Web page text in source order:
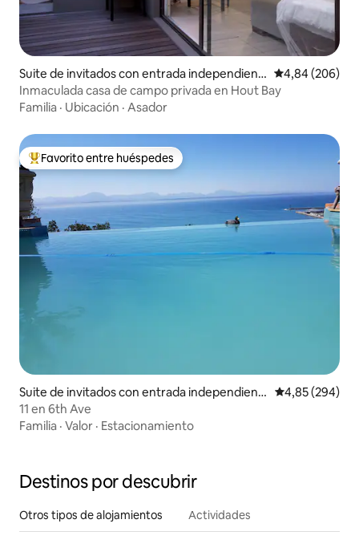
Suite de invitados con entrada independient
e en Hout Bay
Calificación
4,84 (206)
Inmaculada casa de campo privada en Hout Bay
Familia · Ubicación · Asador
Favorito entre los huéspedes más destacados
Favorito entre huéspedes
Suite de invitados con entrada independient
e en Mossel Bay
Calificación
4,85 (294)
11 en 6th Ave
Familia · Valor · Estacionamiento
Destinos por descubrir
Otros tipos de alojamientos Actividades